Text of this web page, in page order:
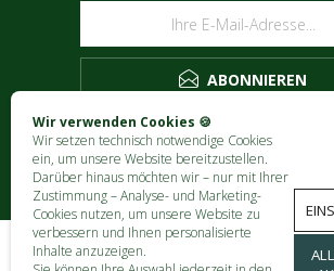
Wir verwenden Cookies 🍪
Wir setzen technisch notwendige Cookies
ein, um unsere Website bereitzustellen.
Darüber hinaus möchten wir – nur mit Ihrer
Zustimmung – Analyse- und Marketing-
Cookies nutzen, um unsere Website zu
verbessern und Ihnen personalisierte
Inhalte anzuzeigen.
ABONNIEREN